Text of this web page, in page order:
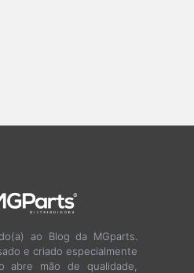
ao Blog da MGparts.
e criado especialmente
abre mão de qualidade,